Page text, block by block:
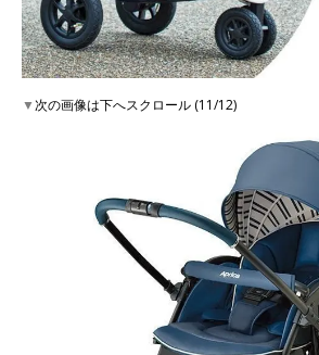
▼次の画像は下へスクロール (11/12)